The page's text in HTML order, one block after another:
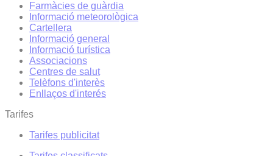
Farmàcies de guàrdia
Informació meteorològica
Cartellera
Informació general
Informació turística
Associacions
Centres de salut
Telèfons d'interès
Enllaços d'interés
Tarifes
Tarifes publicitat